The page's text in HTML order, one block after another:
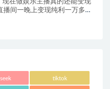
现在做娱乐主播真的还能变现
播间一晚上变现纯利一万多，
tiktok